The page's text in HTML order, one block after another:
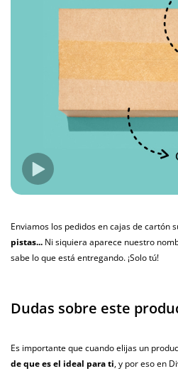
Enviamos los pedidos en cajas de cartón
pistas... Ni siquiera aparece nuestro
sabe lo que está entregando. ¡Solo tú!
Dudas sobre este
Es importante que cuando elijas un
de que es el ideal para ti, y por eso en